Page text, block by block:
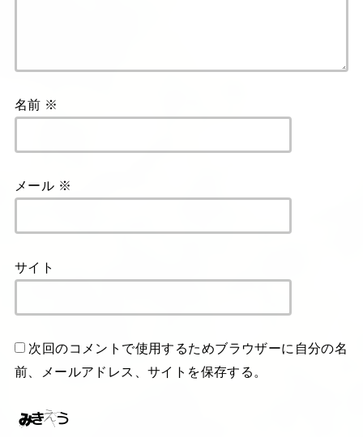
名前 ※
メール ※
サイト
次回のコメントで使用するためブラウザーに自分の名
前、メールアドレス、サイトを保存する。